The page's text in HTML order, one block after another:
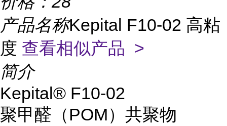
产品名称Kepital F10-02 高粘
度 查看相似产品 >
简介
Kepital® F10-02
聚甲醛（POM）共聚物